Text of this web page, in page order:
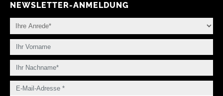
NEWSLETTER-ANMELDUNG